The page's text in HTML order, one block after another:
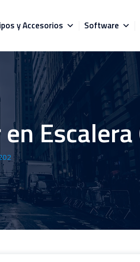
y Accesorios Software